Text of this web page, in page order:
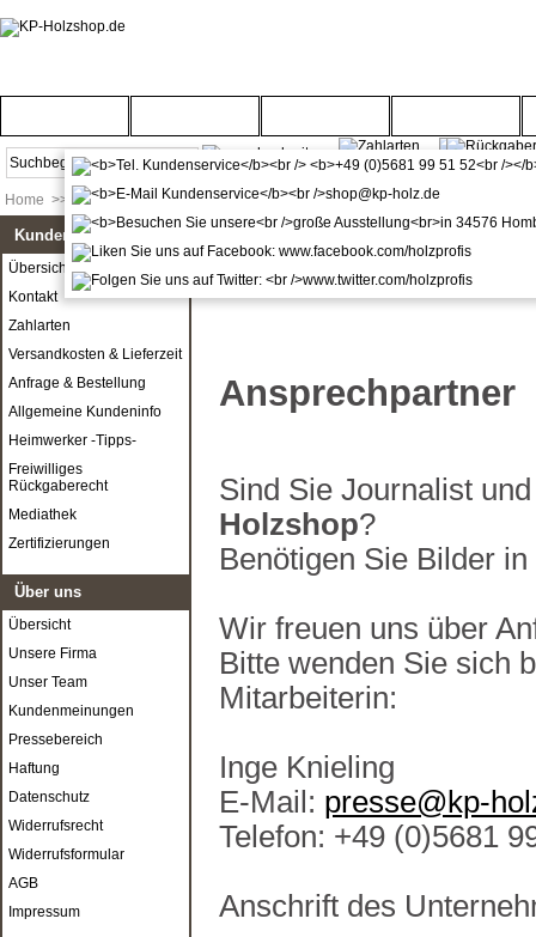
Home >> Pressebereich
Ansprechpartner
Sind Sie Journalist
Holzshop?
Benötigen Sie Bilder
Wir freuen uns über
Bitte wenden Sie sich
Mitarbeiterin:
Inge Knieling
E-Mail: presse@kp-
Telefon: +49 (0)5681
Anschrift des
Kundenservice
Übersicht
Kontakt
Zahlarten
Versandkosten & Lieferzeit
Anfrage & Bestellung
Allgemeine Kundeninfo
Heimwerker -Tipps-
Freiwilliges
Rückgaberecht
Mediathek
Zertifizierungen
Über uns
Übersicht
Unsere Firma
Unser Team
Kundenmeinungen
Pressebereich
Haftung
Datenschutz
Widerrufsrecht
Widerrufsformular
AGB
Impressum